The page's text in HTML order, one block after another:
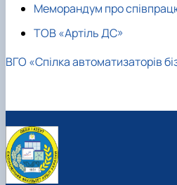
Меморандум про
ТОВ «Артіль ДС»
ВГО «Спілка автоматизаторів